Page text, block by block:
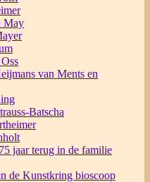
May
van Ments en
Batscha
jaar terug in de familie
de Kunstkring bioscoop